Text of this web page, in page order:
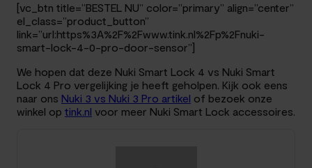
[vc_btn title=”BESTEL NU” color=”primary” align=”center”
el_class=”product_button”
link=”url:https%3A%2F%2Fwww.tink.nl%2Fp%2Fnuki-
smart-lock-4-0-pro-door-sensor”]
We hopen dat deze Nuki Smart Lock 4 vs Nuki Smart
Lock 4 Pro vergelijking je heeft geholpen. Kijk ook eens
naar ons Nuki 3 vs Nuki 3 Pro artikel of bezoek onze
winkel op tink.nl voor meer Nuki Smart Lock accessoires.